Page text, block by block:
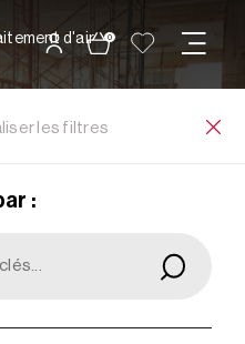
0
d'air
les filtres
:
à votre
les plus
grâce aux